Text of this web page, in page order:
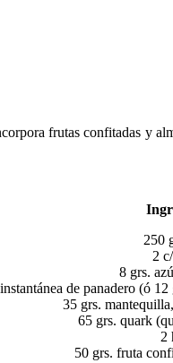
frutas confitadas y
250
2
8 grs.
de panadero (ó
35 grs.
65 grs. quark
2
50 grs. fruta